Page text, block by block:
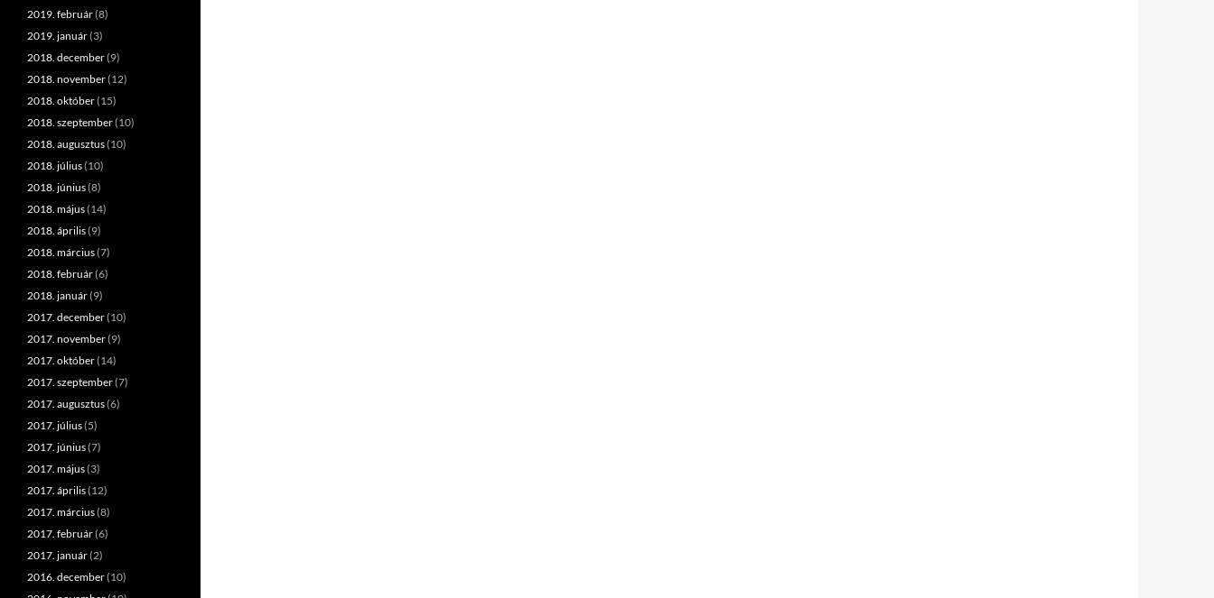
2019. február(8)
2019. január(3)
2018. december(9)
2018. november(12)
2018. október(15)
2018. szeptember(10)
2018. augusztus(10)
2018. július(10)
2018. június(8)
2018. május(14)
2018. április(9)
2018. március(7)
2018. február(6)
2018. január(9)
2017. december(10)
2017. november(9)
2017. október(14)
2017. szeptember(7)
2017. augusztus(6)
2017. július(5)
2017. június(7)
2017. május(3)
2017. április(12)
2017. március(8)
2017. február(6)
2017. január(2)
2016. december(10)